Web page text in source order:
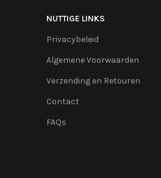
NUTTIGE LINKS
Privacybeleid
Algemene Voorwaarden
Verzending en Retouren
Contact
FAQs